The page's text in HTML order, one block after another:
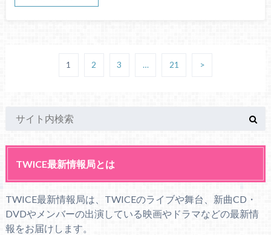
1 2 3 … 21 >
TWICE最新情報局とは
TWICE最新情報局は、TWICEのライブや舞台、新曲CD・
DVDやメンバーの出演している映画やドラマなどの最新情
報をお届けします。